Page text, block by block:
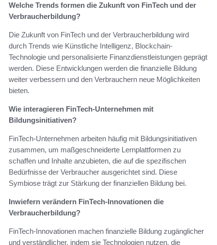
Welche Trends formen die Zukunft von FinTech und der
Verbraucherbildung?
Die Zukunft von FinTech und der Verbraucherbildung wird
durch Trends wie Künstliche Intelligenz, Blockchain-
Technologie und personalisierte Finanzdienstleistungen geprägt
werden. Diese Entwicklungen werden die finanzielle Bildung
weiter verbessern und den Verbrauchern neue Möglichkeiten
bieten.
Wie interagieren FinTech-Unternehmen mit
Bildungsinitiativen?
FinTech-Unternehmen arbeiten häufig mit Bildungsinitiativen
zusammen, um maßgeschneiderte Lernplattformen zu
schaffen und Inhalte anzubieten, die auf die spezifischen
Bedürfnisse der Verbraucher ausgerichtet sind. Diese
Symbiose trägt zur Stärkung der finanziellen Bildung bei.
Inwiefern verändern FinTech-Innovationen die
Verbraucherbildung?
FinTech-Innovationen machen finanzielle Bildung zugänglicher
und verständlicher, indem sie Technologien nutzen, die